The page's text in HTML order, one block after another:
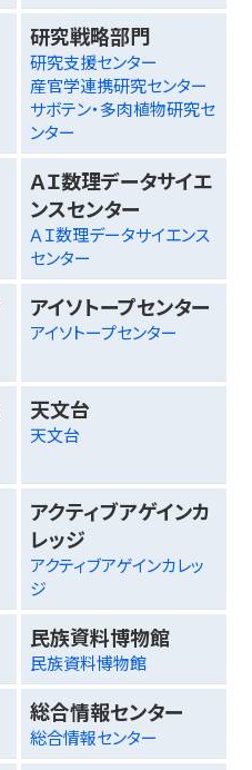
研究戦略部門
研究支援センター
産官学連携研究センター
サボテン・多肉植物研究セ
ンター
ＡＩ数理データサイエ
ンスセンター
ＡＩ数理データサイエンス
センター
アイソトープセンター
アイソトープセンター
天文台
天文台
アクティブアゲインカ
レッジ
アクティブアゲインカレッ
ジ
民族資料博物館
民族資料博物館
総合情報センター
総合情報センター